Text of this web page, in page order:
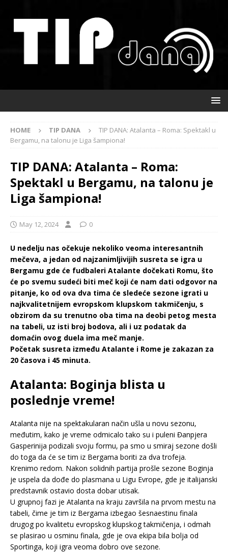
HOME TIP DANA
TIP DANA: Atalanta – Roma: Spektakl u
Bergamu, na talonu je Liga šampiona!
TIP DANA: Atalanta – Roma:
Spektakl u Bergamu, na talonu je
Liga šampiona!
May 12, 2024 0
U nedelju nas očekuje nekoliko veoma interesantnih
mečeva, a jedan od najzanimljivijih susreta se igra u
Bergamu gde će fudbaleri Atalante dočekati Romu, što
će po svemu sudeći biti meč koji će nam dati odgovor na
pitanje, ko od ova dva tima će sledeće sezone igrati u
najkvalitetnijem evropskom klupskom takmičenju, s
obzirom da su trenutno oba tima na deobi petog mesta
na tabeli, uz isti broj bodova, ali i uz podatak da
domaćin ovog duela ima meč manje.
Početak susreta između Atalante i Rome je zakazan za
20 časova i 45 minuta.
Atalanta: Boginja blista u
poslednje vreme!
Atalanta nije na spektakularan način ušla u novu sezonu,
međutim, kako je vreme odmicalo tako su i puleni Đanpjera
Gasperinija podizali svoju formu, pa smo u smiraj sezone došli
do toga da će se tim iz Bergama boriti za dva trofeja.
Krenimo redom. Nakon solidnih partija prošle sezone Boginja
je uspela da dođe do plasmana u Ligu Evrope, gde je italijanski
predstavnik ostavio dosta dobar utisak.
U grupnoj fazi je Atalanta na kraju završila na prvom mestu na
tabeli, čime je tim iz Bergama izbegao šesnaestinu finala
drugog po kvalitetu evropskog klupskog takmičenja, i odmah
se plasirao u osminu finala, gde je ova ekipa bila bolja od
Sportinga, koji igra veoma dobro ove sezone.